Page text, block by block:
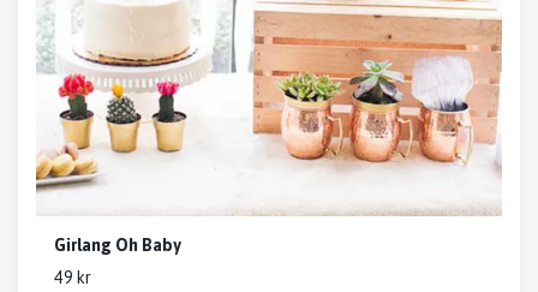
Girlang Oh Baby
49 kr